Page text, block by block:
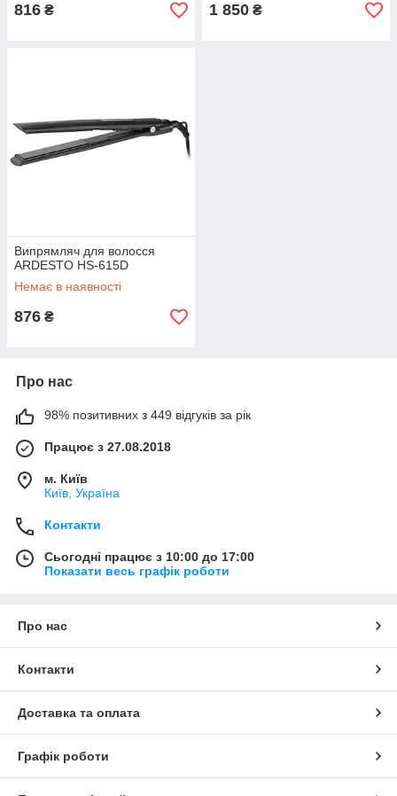
816 ₴ 1 850 ₴
Випрямляч для волосся
ARDESTO HS-615D
Немає в наявності
876 ₴
Про нас
98% позитивних з 449 відгуків за рік
Працює з 27.08.2018
м. Київ
Київ, Україна
Контакти
Сьогодні працює з 10:00 до 17:00
Показати весь графік роботи
Про нас
Контакти
Доставка та оплата
Графік роботи